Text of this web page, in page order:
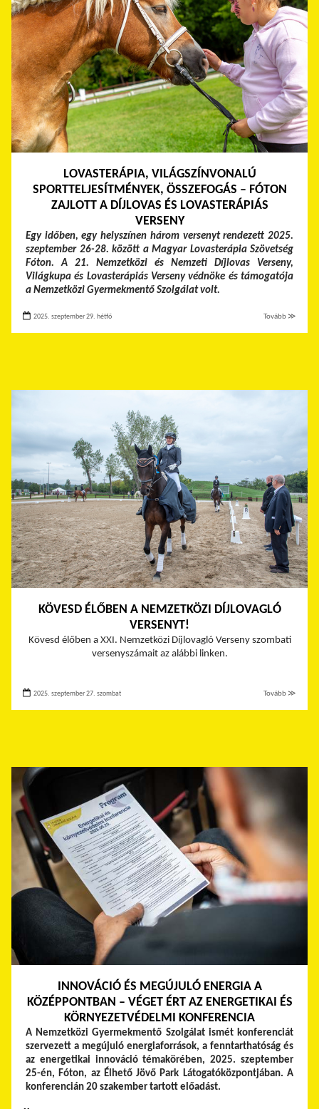
LOVASTERÁPIA, VILÁGSZÍNVONALÚ
SPORTTELJESÍTMÉNYEK, ÖSSZEFOGÁS – FÓTON
ZAJLOTT A DÍJLOVAS ÉS LOVASTERÁPIÁS
VERSENY
Egy időben, egy helyszínen három versenyt rendezett 2025.
szeptember 26-28. között a Magyar Lovasterápia Szövetség
Fóton. A 21. Nemzetközi és Nemzeti Díjlovas Verseny,
Világkupa és Lovasterápiás Verseny védnöke és támogatója
a Nemzetközi Gyermekmentő Szolgálat volt.
2025. szeptember 29. hétfő Tovább ≫
KÖVESD ÉLŐBEN A NEMZETKÖZI DÍJLOVAGLÓ
VERSENYT!
Kövesd élőben a XXI. Nemzetközi Díjlovagló Verseny szombati
versenyszámait az alábbi linken.
2025. szeptember 27. szombat Tovább ≫
INNOVÁCIÓ ÉS MEGÚJULÓ ENERGIA A
KÖZÉPPONTBAN – VÉGET ÉRT AZ ENERGETIKAI ÉS
KÖRNYEZETVÉDELMI KONFERENCIA
A Nemzetközi Gyermekmentő Szolgálat ismét konferenciát
szervezett a megújuló energiaforrások, a fenntarthatóság és
az energetikai innováció témakörében, 2025. szeptember
25-én, Fóton, az Élhető Jövő Park Látogatóközpontjában. A
konferencián 20 szakember tartott előadást.